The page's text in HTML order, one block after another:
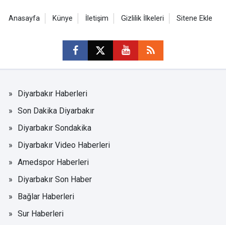
Anasayfa Künye İletişim Gizlilik İlkeleri Sitene Ekle
Diyarbakır Haberleri
Son Dakika Diyarbakır
Diyarbakır Sondakika
Diyarbakır Video Haberleri
Amedspor Haberleri
Diyarbakır Son Haber
Bağlar Haberleri
Sur Haberleri